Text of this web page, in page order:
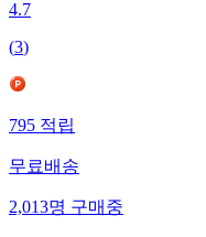
4.7
(3)
795 적립
무료배송
2,013명 구매중